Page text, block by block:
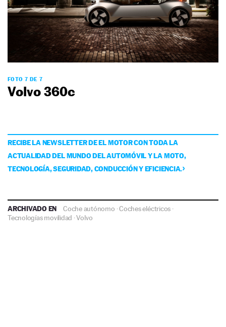
FOTO 7 DE 7
Volvo 360c
RECIBE LA NEWSLETTER DE EL MOTOR CON TODA LA
ACTUALIDAD DEL MUNDO DEL AUTOMÓVIL Y LA MOTO,
TECNOLOGÍA, SEGURIDAD, CONDUCCIÓN Y EFICIENCIA.
ARCHIVADO EN Coche autónomo ·Coches eléctricos ·
Tecnologías movilidad ·Volvo